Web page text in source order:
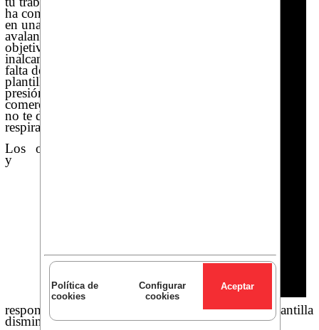
Política de
cookies
Configurar
cookies
ha convertido
en una
avalancha de
objetivos
inalcanzables,
falta de
plantilla y una
presión
comercial que
no te deja
respirar.
Los objetivos
y las
responsabilidades crecen mientras que la plantilla
disminuye.